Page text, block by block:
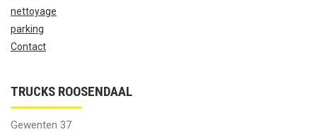
nettoyage
parking
Contact
TRUCKS ROOSENDAAL
Gewenten 37